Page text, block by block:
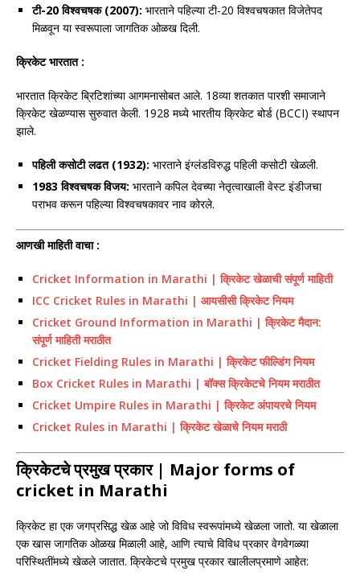
टी-20 विश्वचषक (2007): भारताने पहिल्या टी-20 विश्वचषकात विजेतेपद
मिळवून या स्वरूपाला जागतिक ओळख दिली.
क्रिकेट भारतात :
भारतात क्रिकेट ब्रिटिशांच्या आगमनासोबत आले. 18व्या शतकात पारशी समाजाने
क्रिकेट खेळण्यास सुरुवात केली. 1928 मध्ये भारतीय क्रिकेट बोर्ड (BCCI) स्थापन
झाले.
पहिली कसोटी लढत (1932): भारताने इंग्लंडविरुद्ध पहिली कसोटी खेळली.
1983 विश्वचषक विजय: भारताने कपिल देवच्या नेतृत्वाखाली वेस्ट इंडीजचा
पराभव करून पहिल्या विश्वचषकावर नाव कोरले.
आणखी माहिती वाचा :
Cricket Information in Marathi | क्रिकेट खेळाची संपूर्ण माहिती
ICC Cricket Rules in Marathi | आयसीसी क्रिकेट नियम
Cricket Ground Information in Marathi | क्रिकेट मैदान:
संपूर्ण माहिती मराठीत
Cricket Fielding Rules in Marathi | क्रिकेट फील्डिंग नियम
Box Cricket Rules in Marathi | बॉक्स क्रिकेटचे नियम मराठीत
Cricket Umpire Rules in Marathi | क्रिकेट अंपायरचे नियम
Cricket Rules in Marathi | क्रिकेट खेळाचे नियम मराठी
क्रिकेटचे प्रमुख प्रकार | Major forms of
cricket in Marathi
क्रिकेट हा एक जगप्रसिद्ध खेळ आहे जो विविध स्वरूपांमध्ये खेळला जातो. या खेळाला
एक खास जागतिक ओळख मिळाली आहे, आणि त्याचे विविध प्रकार वेगवेगळ्या
परिस्थितींमध्ये खेळले जातात. क्रिकेटचे प्रमुख प्रकार खालीलप्रमाणे आहेत: